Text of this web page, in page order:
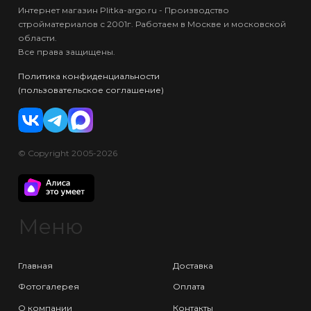
Интернет магазин Plitka-argo.ru - Производство
стройматериалов с 2001г. Работаем в Москве и московской
области.
Все права защищены.
Политика конфиденциальности
(пользовательское соглашение)
© Copyright 2005-2026
Меню
Главная
Фотогалерея
О компании
Доставка
Оплата
Контакты